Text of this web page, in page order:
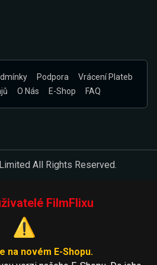
Podpora
Vrácení Plateb
O Nás E-Shop FAQ
All Rights Reserved.
FilmFlixu
⚠️
na novém E-Shopu.